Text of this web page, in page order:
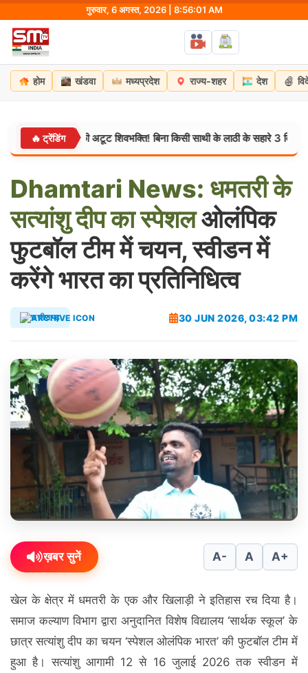
content
गुरुवार, 6 अगस्त, 2026 | 8:56:02 AM
होम खंडवा मध्यप्रदेश राज्य-शहर देश
🔥 ट्रेंडिंग
सत्येंद्र की अटूट शिवभक्ति! बिना किसी साथी के लाठी के सहारे 3 दिन में तय किया
Dhamtari News: धमतरीके
सत्यांशुदीपकास्पेशलओलंपिक
फुटबॉल टीम में चयन, स्वीडन में
करेंगे भारत का प्रतिनिधित्व
छत्तीसगढ़ 30 JUN 2026, 03:42 PM
ख़बर सुनें A- A A+
खेल के क्षेत्र में धमतरी के एक और खिलाड़ी ने इतिहास रच दिया है।
समाज कल्याण विभाग द्वारा अनुदानित विशेष विद्यालय ‘सार्थक स्कूल’ के
छात्र सत्यांशु दीप का चयन ‘स्पेशल ओलंपिक भारत’ की फुटबॉल टीम में
हुआ है। सत्यांशु आगामी 12 से 16 जुलाई 2026 तक स्वीडन में